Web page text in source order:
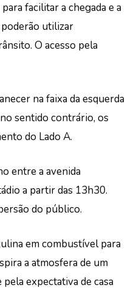
facilitar a chegada e a
utilizar
O acesso pela
na faixa da esquerda
sentido contrário, os
do Lado A.
entre a avenida
a partir das 13h30.
do público.
em combustível para
a atmosfera de um
expectativa de casa